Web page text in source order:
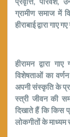
ग्रामीण समाज में
हीराबाई द्वारा गाए
हीरामन द्वारा
विशेषताओं का
अपनी संस्कृति के
स्त्री जीवन की
दिखाते हैं कि किस
लोकगीतों के माध्यम